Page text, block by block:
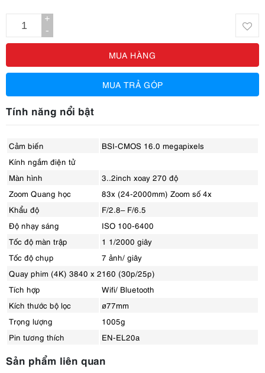
+
-
MUA HÀNG
MUA TRẢ GÓP
Tính năng nổi bật
Cảm biến
BSI-CMOS 16.0 megapixels
Kính ngắm điện tử
Màn hình
3..2inch xoay 270 độ
Zoom Quang học
83x (24-2000mm) Zoom số 4x
Khẩu độ
F/2.8– F/6.5
Độ nhạy sáng
ISO 100-6400
Tốc độ màn trập
1 1/2000 giây
Tốc độ chụp
7 ảnh/ giây
Quay phim (4K) 3840 x 2160 (30p/25p)
Tích hợp
Wifi/ Bluetooth
Kích thước bộ lọc
ø77mm
Trọng lượng
1005g
Pin tương thích
EN-EL20a
Sản phẩm liên quan